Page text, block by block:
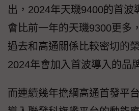
出，2024年天璣9400的首波
會比前一年的天璣9300更多
過去和高通關係比較密切的
2024年會加入首波導入的品
而連續幾年擔綱高通首發平